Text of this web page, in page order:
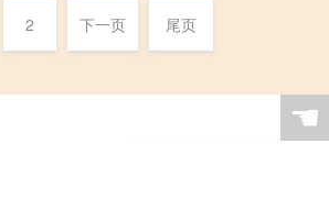
2 下一页 尾页
☚